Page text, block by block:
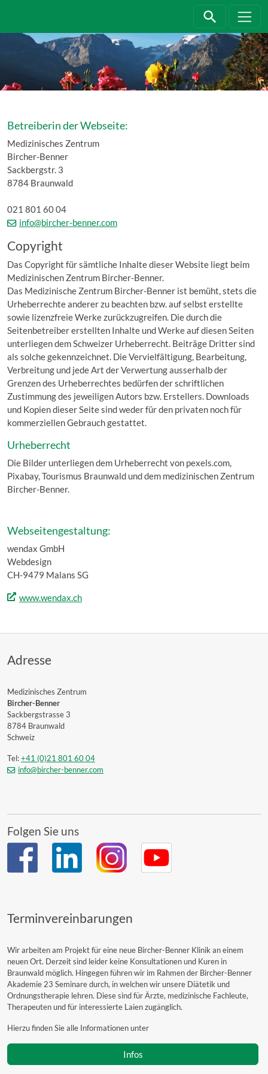
Betreiberin der Webseite:
Medizinisches Zentrum
Bircher-Benner
Sackbergstr. 3
8784 Braunwald
021 801 60 04
info@bircher-benner.com
Copyright
Das Copyright für sämtliche Inhalte dieser Website liegt beim
Medizinischen Zentrum Bircher-Benner.
Das Medizinische Zentrum Bircher-Benner ist bemüht, stets die
Urheberrechte anderer zu beachten bzw. auf selbst erstellte
sowie lizenzfreie Werke zurückzugreifen. Die durch die
Seitenbetreiber erstellten Inhalte und Werke auf diesen Seiten
unterliegen dem Schweizer Urheberrecht. Beiträge Dritter sind
als solche gekennzeichnet. Die Vervielfältigung, Bearbeitung,
Verbreitung und jede Art der Verwertung ausserhalb der
Grenzen des Urheberrechtes bedürfen der schriftlichen
Zustimmung des jeweiligen Autors bzw. Erstellers. Downloads
und Kopien dieser Seite sind weder für den privaten noch für
kommerziellen Gebrauch gestattet.
Urheberrecht
Die Bilder unterliegen dem Urheberrecht von pexels.com,
Pixabay, Tourismus Braunwald und dem medizinischen Zentrum
Bircher-Benner.
Webseitengestaltung:
wendax GmbH
Webdesign
CH-9479 Malans SG
www.wendax.ch
Adresse
Medizinisches Zentrum
Bircher-Benner
Sackbergstrasse 3
8784 Braunwald
Schweiz
Tel:+41 (0)21 801 60 04
info@bircher-benner.com
Folgen Sie uns
Terminvereinbarungen
Wir arbeiten am Projekt für eine neue Bircher-Benner Klinik an einem
neuen Ort. Derzeit sind leider keine Konsultationen und Kuren in
Braunwald möglich. Hingegen führen wir im Rahmen der Bircher-Benner
Akademie 23 Seminare durch, in welchen wir unsere Diätetik und
Ordnungstherapie lehren. Diese sind für Ärzte, medizinische Fachleute,
Therapeuten und für interessierte Laien zugänglich.
Hierzu finden Sie alle Informationen unter
Infos